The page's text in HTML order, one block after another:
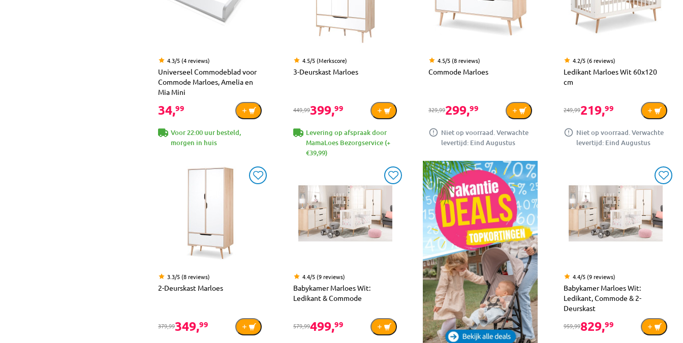
4.3/5 (4 reviews)
Universeel Commodeblad voor
Commode Marloes, Amelia en
Mia Mini
34,99
Voor 22:00 uur besteld,
morgen in huis
4.5/5 (Merkscore)
3-Deurskast Marloes
449,99399,99
Levering op afspraak door
MamaLoes Bezorgservice (+
€39,99)
4.5/5 (8 reviews)
Commode Marloes
329,99299,99
Niet op voorraad. Verwachte
levertijd: Eind Augustus
4.2/5 (6 reviews)
Ledikant Marloes Wit 60x120
cm
249,99219,99
Niet op voorraad. Verwachte
levertijd: Eind Augustus
3.3/5 (8 reviews)
2-Deurskast Marloes
379,99349,99
4.4/5 (9 reviews)
Babykamer Marloes Wit:
Ledikant & Commode
579,99499,99
4.4/5 (9 reviews)
Babykamer Marloes Wit:
Ledikant, Commode & 2-
Deurskast
959,99829,99